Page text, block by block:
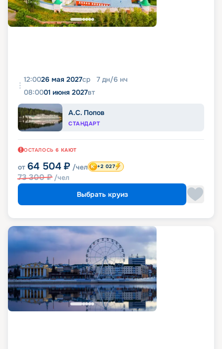
12:0026 мая 2027ср 7 дн/6 нч
08:0001 июня 2027вт
А.С. Попов
СТАНДАРТ
ОСТАЛОСЬ 6 КАЮТ
от 64 504 ₽ /чел
73 300₽ /чел
+2 027
Выбрать круиз